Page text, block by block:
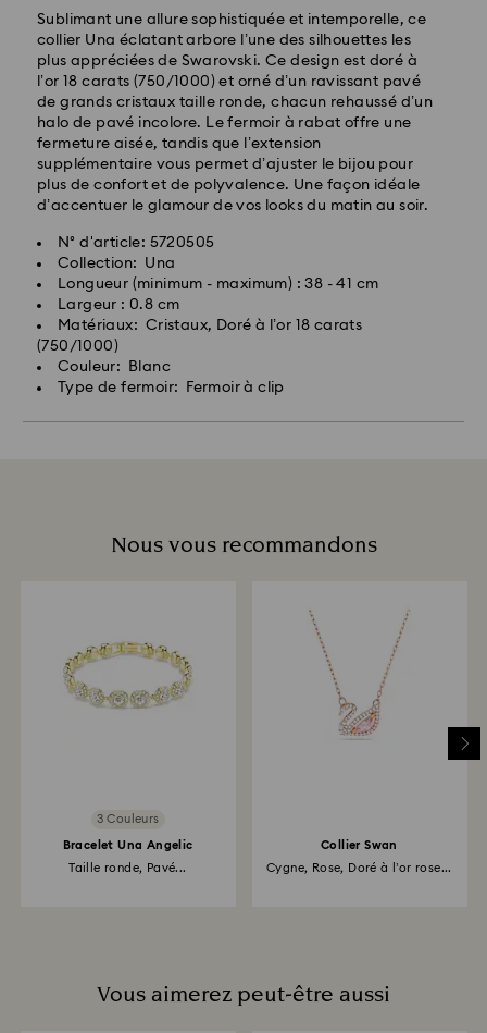
Sublimant une allure sophistiquée et intemporelle, ce
collier Una éclatant arbore l’une des silhouettes les
plus appréciées de Swarovski. Ce design est doré à
l’or 18 carats (750/1000) et orné d’un ravissant pavé
de grands cristaux taille ronde, chacun rehaussé d’un
halo de pavé incolore. Le fermoir à rabat offre une
fermeture aisée, tandis que l’extension
supplémentaire vous permet d’ajuster le bijou pour
plus de confort et de polyvalence. Une façon idéale
d’accentuer le glamour de vos looks du matin au soir.
N° d'article: 5720505
Collection: Una
Longueur (minimum - maximum) : 38 - 41 cm
Largeur : 0.8 cm
Matériaux: Cristaux, Doré à l’or 18 carats
(750/1000)
Couleur: Blanc
Type de fermoir: Fermoir à clip
Nous vous recommandons
3 Couleurs
Bracelet Una Angelic
Taille ronde, Pavé...
Collier Swan
Cygne, Rose, Doré à l’or rose...
Vous aimerez peut-être aussi